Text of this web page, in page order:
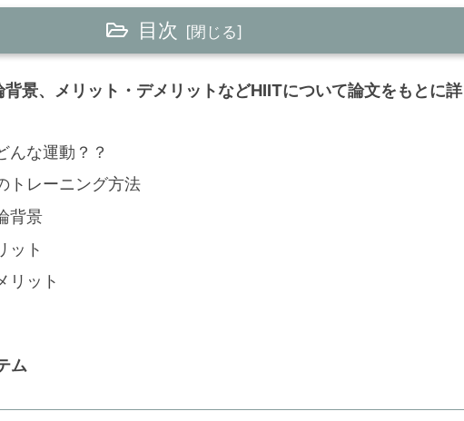
目次
景、メリット・デメリットなどHIITについて論文をもとに詳
んな運動？？
トレーニング方法
背景
ット
リット
ム